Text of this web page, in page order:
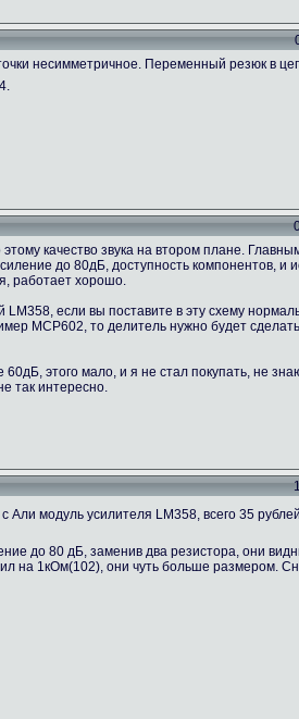
несимметричное. Переменный резюк в
качество звука на втором плане.
до 80дБ, доступность компонентов, и
работает хорошо.
если вы поставите в эту схему
MCP602, то делитель нужно будет сделать
этого мало, и я не стал покупать, не
так интересно.
Али модуль усилителя LM358, всего 35
до 80 дБ, заменив два резистора, они
на 1кОм(102), они чуть больше размером.